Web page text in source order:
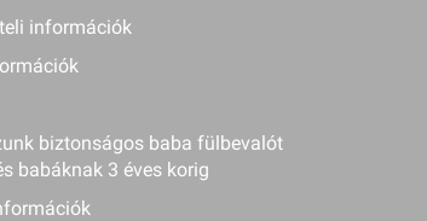
információk
biztonságos baba fülbevalót
babáknak 3 éves korig